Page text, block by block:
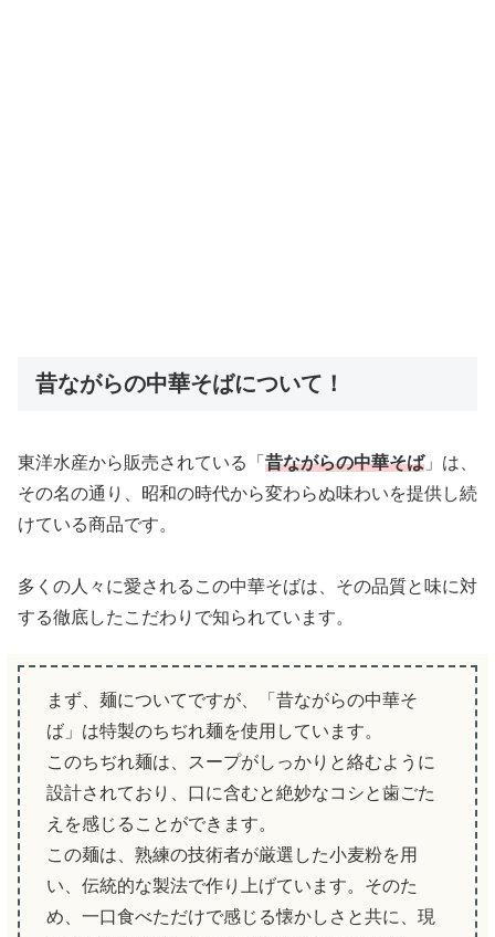
昔ながらの中華そばについて！
東洋水産から販売されている「 昔ながらの中華そば」は、
その名の通り、昭和の時代から変わらぬ味わいを提供し続
けている商品です。
多くの人々に愛されるこの中華そばは、その品質と味に対
する徹底したこだわりで知られています。
まず、麺についてですが、「昔ながらの中華そ
ば」は特製のちぢれ麺を使用しています。
このちぢれ麺は、スープがしっかりと絡むように
設計されており、口に含むと絶妙なコシと歯ごた
えを感じることができます。
この麺は、熟練の技術者が厳選した小麦粉を用
い、伝統的な製法で作り上げています。そのた
め、一口食べただけで感じる懐かしさと共に、現